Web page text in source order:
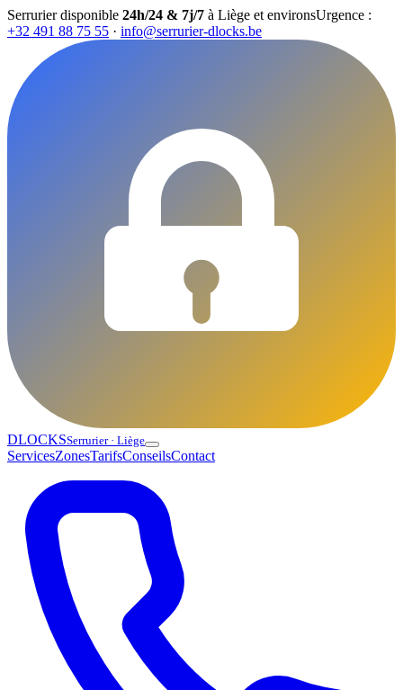
Serrurier disponible 24h/24 & 7j/7 à Liège et environsUrgence :
+32 491 88 75 55 · info@serrurier-dlocks.be
DLOCKSSerrurier · Liège
ServicesZonesTarifsConseilsContact